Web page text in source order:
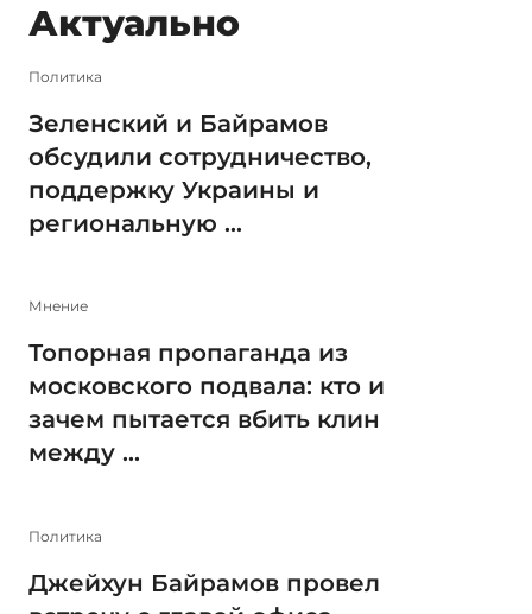
Актуально
Политика
Зеленский и Байрамов
обсудили сотрудничество,
поддержку Украины и
региональную ...
Мнение
Топорная пропаганда из
московского подвала: кто и
зачем пытается вбить клин
между ...
Политика
Джейхун Байрамов провел